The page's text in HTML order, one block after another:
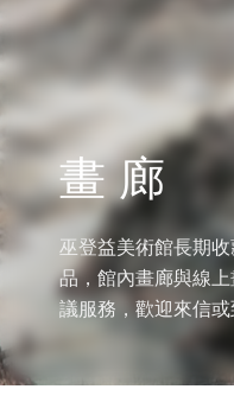
畫 廊
巫登益美術館長期
品，館內畫廊與線
議服務，歡迎來信或